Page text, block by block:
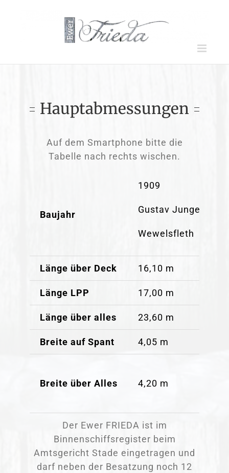
Hauptabmessungen
Auf dem Smartphone bitte die
Tabelle nach rechts wischen.
Baujahr
1909
Gustav Junge Werft
Wewelsfleth
Länge über Deck 16,10 m
Länge LPP 17,00 m
Länge über alles 23,60 m
Breite auf Spant 4,05 m
Breite über Alles 4,20 m
Der Ewer FRIEDA ist im
Binnenschiffsregister beim
Amtsgericht Stade eingetragen und
darf neben der Besatzung noch 12